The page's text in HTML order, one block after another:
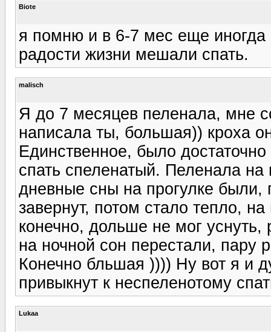
Biote
я помню и в 6-7 мес еще иногда
радости жизни мешали спать.
malisch
Я до 7 месяцев пеленала, мне
написала ты, большая)) кроха
Единственное, было
спать спеленатый. Пеленала
дневные сны на прогулке были,
завернут, потом стало тепло,
конечно, дольше не мог
на ночной сон перестали, пару
Конечно бльшая )))) Ну вот я и
привыкнут к неспеленотому
Lukaa